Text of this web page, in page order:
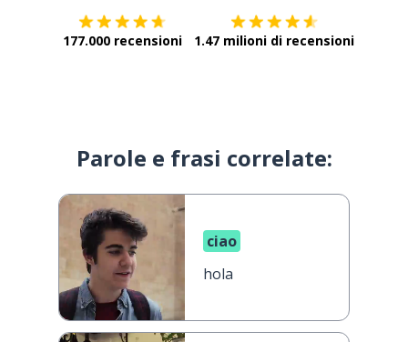
177.000 recensioni 1.47 milioni di recensioni
Parole e frasi correlate:
ciao
hola